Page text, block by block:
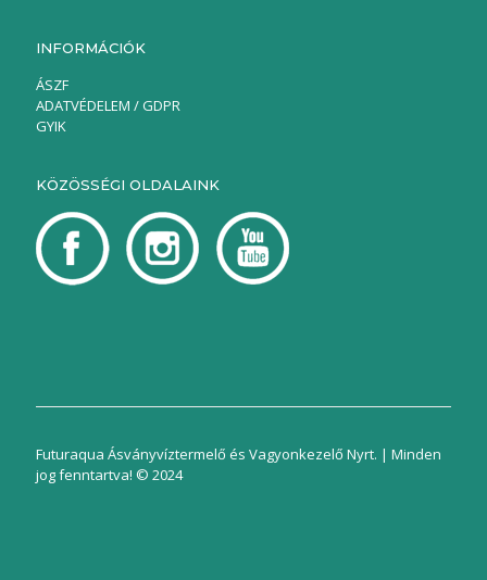
INFORMÁCIÓK
ÁSZF
ADATVÉDELEM / GDPR
GYIK
KÖZÖSSÉGI OLDALAINK
Futuraqua Ásványvíztermelő és Vagyonkezelő Nyrt. | Minden
jog fenntartva! © 2024